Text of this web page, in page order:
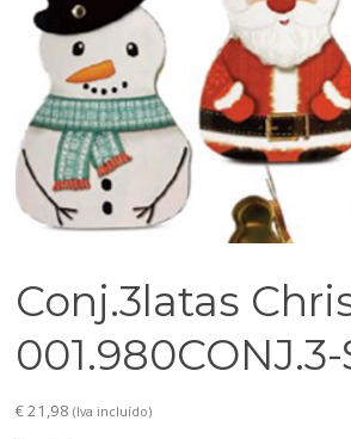
Conj.3latas
001.980CONJ.3-
€21,98 (Iva incluído)